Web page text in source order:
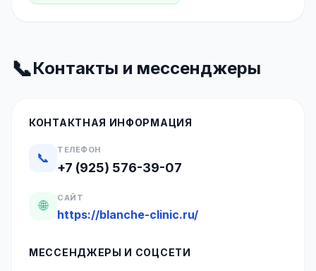
📞Контакты и мессенджеры
КОНТАКТНАЯ ИНФОРМАЦИЯ
📞
ТЕЛЕФОН
+7 (925) 576-39-07
🌐
САЙТ
https://blanche-clinic.ru/
МЕССЕНДЖЕРЫ И СОЦСЕТИ